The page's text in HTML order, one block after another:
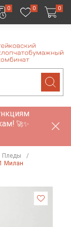
0 0 0
🚀✨
Пледы
Милан